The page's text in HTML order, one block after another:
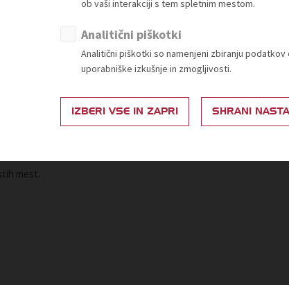
TZS s sodelavci
vprašanja članov ter druženje
za pridobitev svežih informacij ter srečanje s predstavniki
mest.
ob vaši interakciji s tem spletnim mestom.
Analitični piškotki
Analitični piškotki so namenjeni zbiranju
uporabniške izkušnje in zmogljivosti.
IZBERI VSE IN ZAPRI SHRANI